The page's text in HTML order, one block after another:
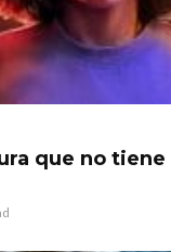
que no tiene